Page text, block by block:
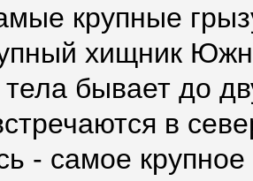
крупные
хищник
бывает до
в
- самое